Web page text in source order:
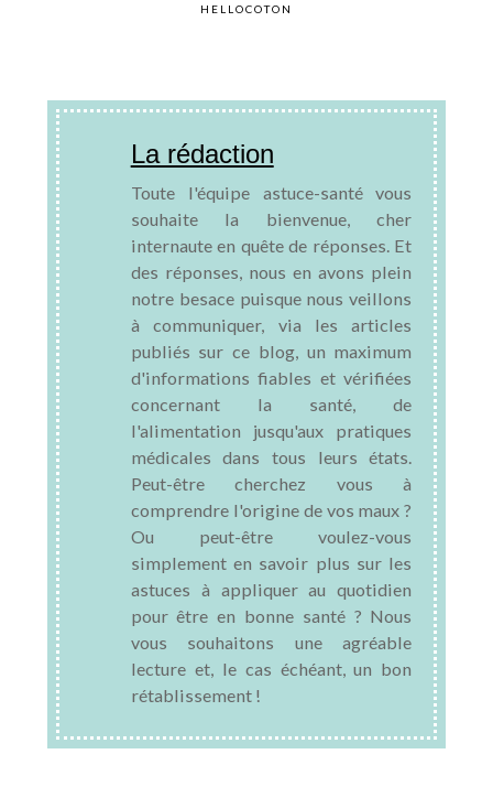
HELLOCOTON
La rédaction
Toute l'équipe astuce-santé vous
souhaite la bienvenue, cher
internaute en quête de réponses. Et
des réponses, nous en avons plein
notre besace puisque nous veillons
à communiquer, via les articles
publiés sur ce blog, un maximum
d'informations fiables et vérifiées
concernant la santé, de
l'alimentation jusqu'aux pratiques
médicales dans tous leurs états.
Peut-être cherchez vous à
comprendre l'origine de vos maux ?
Ou peut-être voulez-vous
simplement en savoir plus sur les
astuces à appliquer au quotidien
pour être en bonne santé ? Nous
vous souhaitons une agréable
lecture et, le cas échéant, un bon
rétablissement !